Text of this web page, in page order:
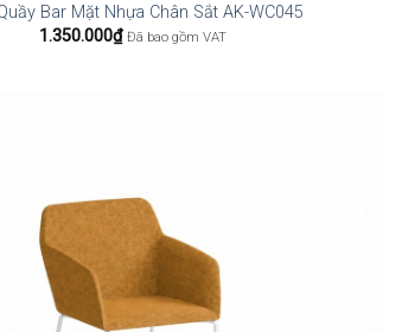
Bar Mặt Nhựa Chân Sắt AK-WC045
1.350.000₫ Đã bao gồm VAT